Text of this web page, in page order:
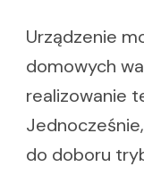
Urządzenie
domowych
realizowanie
do doboru